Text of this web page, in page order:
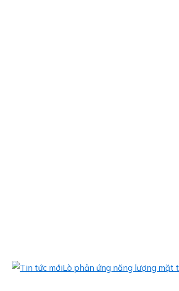
Lò phản ứng năng lượng mặt trời